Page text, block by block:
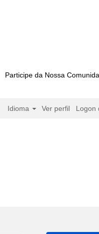
Participe da Nossa
Idioma Ver perfil Logon